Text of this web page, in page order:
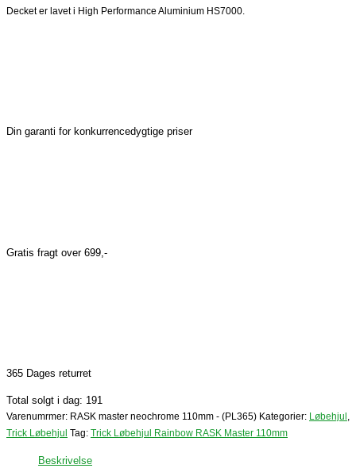
Decket er lavet i High Performance Aluminium HS7000.
Din garanti for konkurrencedygtige priser
Gratis fragt over 699,-
365 Dages returret
Total solgt i dag: 191
Varenumrmer: RASK master neochrome 110mm - (PL365) Kategorier: Løbehjul ,
Trick Løbehjul Tag: Trick Løbehjul Rainbow RASK Master 110mm
Beskrivelse